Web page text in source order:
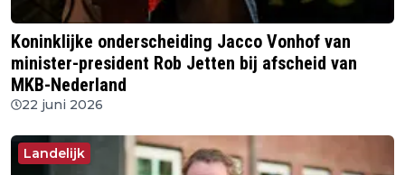
Koninklijke onderscheiding Jacco Vonhof van
minister-president Rob Jetten bij afscheid van
MKB-Nederland
22 juni 2026
Landelijk